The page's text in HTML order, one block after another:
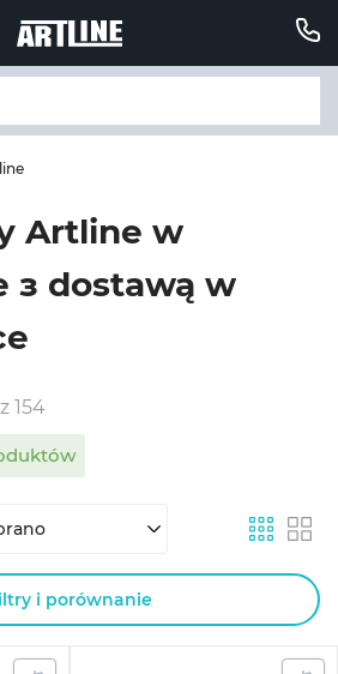
Artline w
з dostawą w
154
i porównanie